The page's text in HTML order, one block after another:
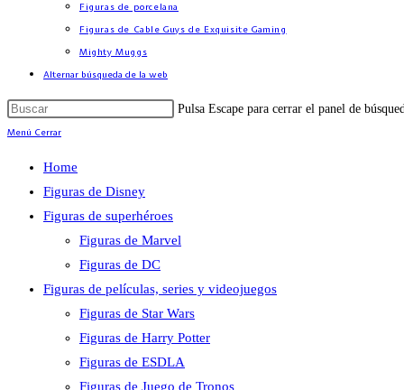
Figuras de porcelana
Figuras de Cable Guys de Exquisite Gaming
Mighty Muggs
Alternar búsqueda de la web
Pulsa Escape para cerrar el panel de
Menú Cerrar
Home
Figuras de Disney
Figuras de superhéroes
Figuras de Marvel
Figuras de DC
Figuras de películas, series y videojuegos
Figuras de Star Wars
Figuras de Harry Potter
Figuras de ESDLA
Figuras de Juego de Tronos